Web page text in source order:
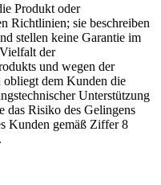
Produkt oder
Richtlinien; sie beschreiben
stellen keine Garantie im
der
und wegen der
obliegt dem Kunden die
Unterstützung
das Risiko des Gelingens
Kunden gemäß Ziffer 8